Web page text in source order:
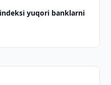
yuqori banklarni